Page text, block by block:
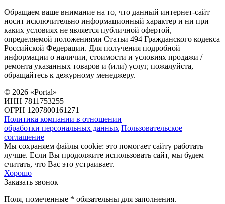
Обращаем ваше внимание на то, что данный интернет-сайт
носит исключительно информационный характер и ни при
каких условиях не является публичной офертой,
определяемой положениями Статьи 494 Гражданского кодекса
Российской Федерации. Для получения подробной
информации о наличии, стоимости и условиях продажи /
ремонта указанных товаров и (или) услуг, пожалуйста,
обращайтесь к дежурному менеджеру.
© 2026 «Portal»
ИНН 7811753255
ОГРН 1207800161271
Политика компании в отношении
обработки персональных данных Пользовательское
соглашение
Мы сохраняем файлы cookie: это помогает сайту работать
лучше. Если Вы продолжите использовать сайт, мы будем
считать, что Вас это устраивает.
Хорошо
Заказать звонок
Поля, помеченные * обязательны для заполнения.